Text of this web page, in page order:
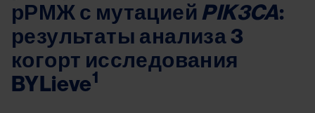
рРМЖ с мутацией PIK3CA:
результаты анализа 3
когорт исследования
BYLieve1